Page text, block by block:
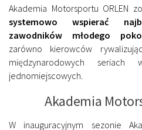
Akademia Motorsportu ORLEN
systemowo wspierać
zawodników młodego
zarówno kierowców
międzynarodowych seriach
jednomiejscowych.
Akademia
W inauguracyjnym sezonie